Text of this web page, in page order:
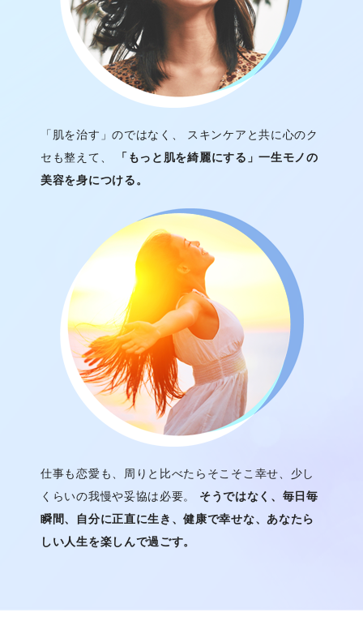
「肌を治す」のではなく、 スキンケアと共に心のク
セも整えて、
「もっと肌を綺麗にする」一生モノの
美容を身につける。
仕事も恋愛も、周りと比べたらそこそこ幸せ、少し
くらいの我慢や妥協は必要。 そうではなく、毎日毎
瞬間、自分に正直に生き、健康で幸せな、あなたら
しい人生を楽しんで過ごす。